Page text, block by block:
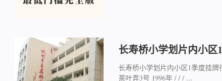
长寿桥小学划片内小区
长寿桥小学划片内小区1季度挂
茶叶弄3号 1996年 / / / ...